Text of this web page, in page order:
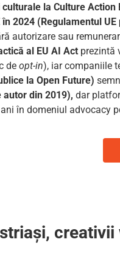
la Culture
2024 (Regulamentul
autorizare sau
al EU AI Act prezintă
de opt-in), iar companiile
la Open Future)
autor din 2019), dar
ani în domeniul